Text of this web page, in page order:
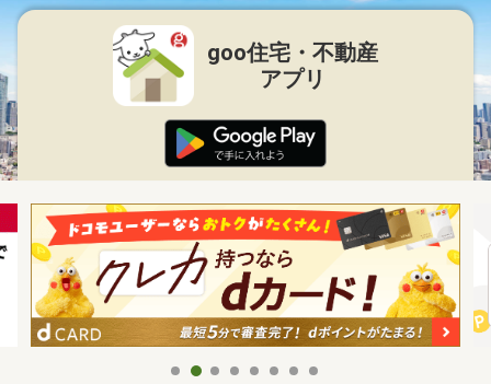
goo住宅・不動産
アプリ